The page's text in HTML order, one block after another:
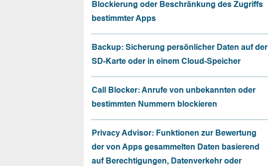
Blockierung oder Beschränkung des Zugriffs
bestimmter Apps
Backup: Sicherung persönlicher Daten auf der
SD-Karte oder in einem Cloud-Speicher
Call Blocker: Anrufe von unbekannten oder
bestimmten Nummern blockieren
Privacy Advisor: Funktionen zur Bewertung
der von Apps gesammelten Daten basierend
auf Berechtigungen, Datenverkehr oder